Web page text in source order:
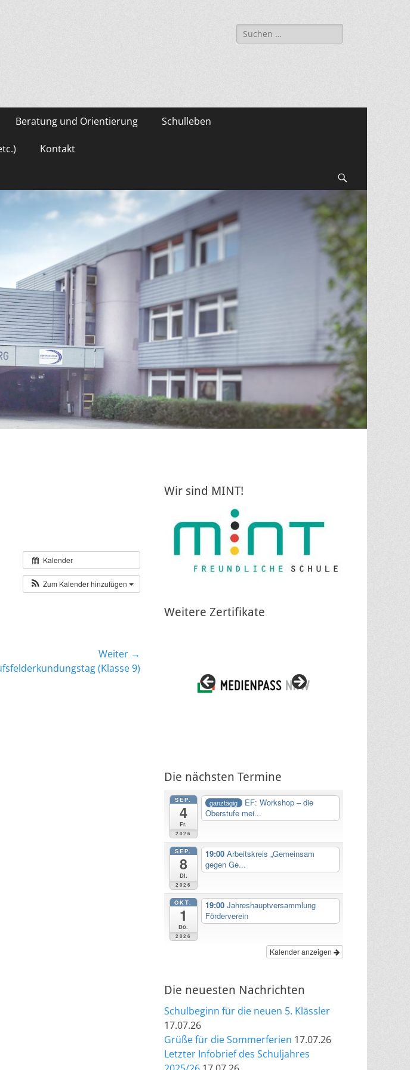
Suche
nach:
Beratung und Orientierung Schulleben
Kontakt
Kalender
Zum Kalender hinzufügen
Weiter →
(Klasse 9)
Wir sind MINT!
Weitere Zertifikate
Die nächsten Termine
SEP.
4
Fr.
2026
ganztägig
EF: Workshop – die
Oberstufe mei...
SEP.
8
Di.
2026
19:00 Arbeitskreis „Gemeinsam
gegen Ge...
OKT.
1
Do.
2026
19:00 Jahreshauptversammlung
Förderverein
Kalender anzeigen
Die neuesten Nachrichten
Schulbeginn für die neuen 5. Klässler
17.07.26
Grüße für die Sommerferien 17.07.26
Letzter Infobrief des Schuljahres